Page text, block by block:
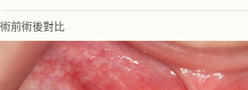
術前術後對比